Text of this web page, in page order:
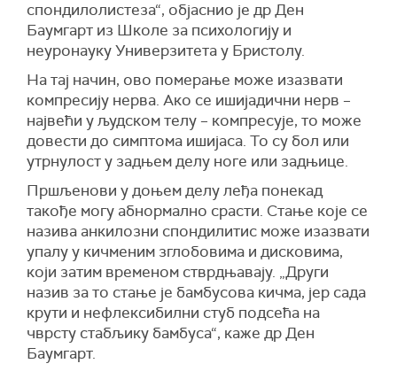
спондилолистеза“, објаснио је др Ден
Баумгарт из Школе за психологију и
неуронауку Универзитета у Бристолу.
На тај начин, ово померање може изазвати
компресију нерва. Ако се ишијадични нерв –
највећи у људском телу – компресује, то може
довести до симптома ишијаса. То су бол или
утрнулост у задњем делу ноге или задњице.
Пршљенови у доњем делу леђа понекад
такође могу абнормално срасти. Стање које се
назива анкилозни спондилитис може изазвати
упалу у кичменим зглобовима и дисковима,
који затим временом стврдњавају. „Други
назив за то стање је бамбусова кичма, јер сада
крути и нефлексибилни стуб подсећа на
чврсту стабљику бамбуса“, каже др Ден
Баумгарт.